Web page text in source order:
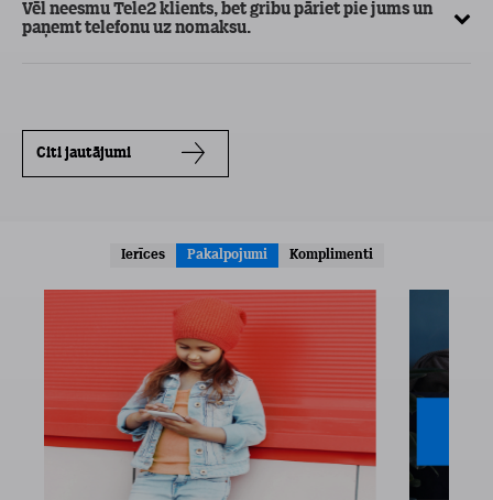
Vēl neesmu Tele2 klients, bet gribu pāriet pie jums un
paņemt telefonu uz nomaksu.
Citi jautājumi
Ierīces Pakalpojumi Komplimenti